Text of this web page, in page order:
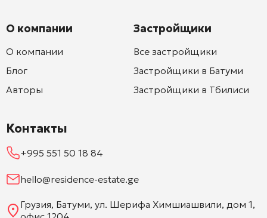
О компании
О компании
Блог
Авторы
Застройщики
Все застройщики
Застройщики в Батуми
Застройщики в Тбилиси
Контакты
+995 551 50 18 84
hello@residence-estate.ge
Грузия, Батуми, ул. Шерифа Химшиашвили, дом 1,